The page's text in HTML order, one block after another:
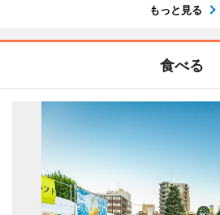
もっと見る
食べる